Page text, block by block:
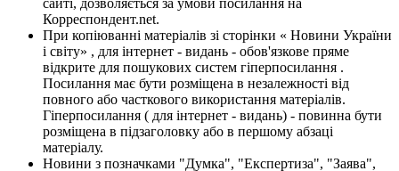
Корреспондент.net.
При копіюванні матеріалів зі сторінки « Новини України
і світу» , для інтернет - видань - обов'язкове пряме
відкрите для пошукових систем гіперпосилання .
Посилання має бути розміщена в незалежності від
повного або часткового використання матеріалів.
Гіперпосилання ( для інтернет - видань) - повинна бути
розміщена в підзаголовку або в першому абзаці
матеріалу.
Новини з позначками "Думка", "Експертиза", "Заява",